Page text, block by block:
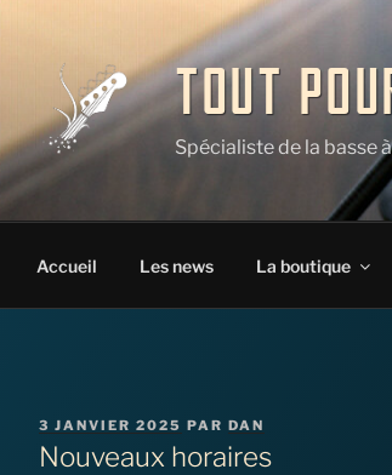
TOUT
Spécialiste de la basse
Accueil Les news La boutique
PUBLIÉ
LE
3 JANVIER 2025 PAR DAN
Nouveaux horaires